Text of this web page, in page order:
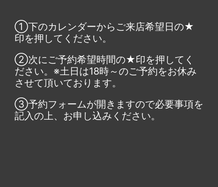
①下のカレンダーからご来店希望日の★
印を押してください。
②次にご予約希望時間の★印を押してく
ださい。※土日は18時～のご予約をお休み
させて頂いております。
③予約フォームが開きますので必要事項を
記入の上、お申し込みください。